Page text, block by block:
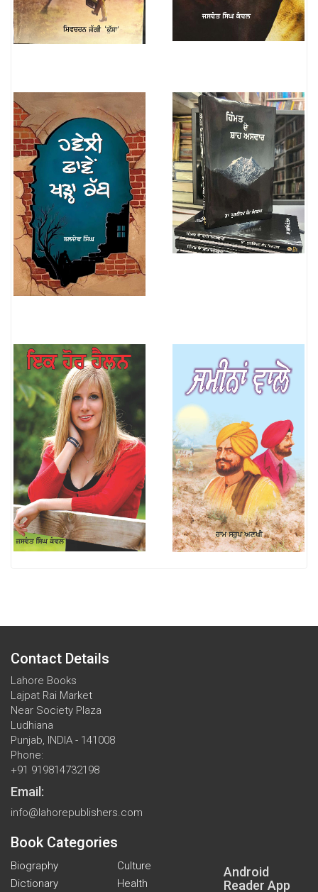
Contact Details
Lahore Books
Lajpat Rai Market
Near Society Plaza
Ludhiana
Punjab, INDIA - 141008
Phone:
+91 919814732198
Email:
info@lahorepublishers.com
Book Categories
Biography
Culture
Dictionary
Health
Android
Reader App